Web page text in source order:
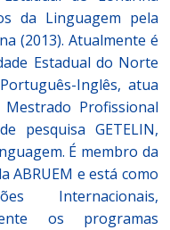
da Linguagem pela
(2013). Atualmente é
Estadual do Norte
Inglês, atua
Profissional
pesquisa GETELIN,
É membro da
ABRUEM e está como
Internacionais,
os programas